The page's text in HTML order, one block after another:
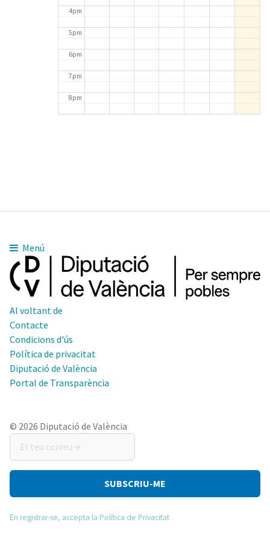
4pm
5pm
6pm
7pm
8pm
Menú
Al voltant de
Contacte
Condicions d'ús
Política de privacitat
Diputació de València
Portal de Transparència
© 2026 Diputació de València
El
teu
correu-
En registrar-se, accepta la Política de Privacitat